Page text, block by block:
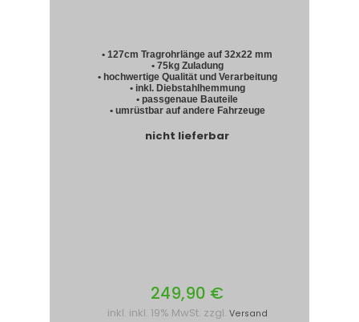
• 127cm Tragrohrlänge auf 32x22 mm
• 75kg Zuladung
• hochwertige Qualität und Verarbeitung
• inkl. Diebstahlhemmung
• passgenaue Bauteile
• umrüstbar auf andere Fahrzeuge
nicht lieferbar
249,90 €
inkl. inkl. 19% MwSt. zzgl. Versand